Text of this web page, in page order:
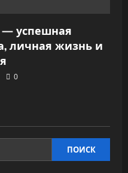
— успешная
личная жизнь и
0
ПОИСК